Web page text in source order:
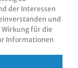
der Interessen
und
für die
Informationen